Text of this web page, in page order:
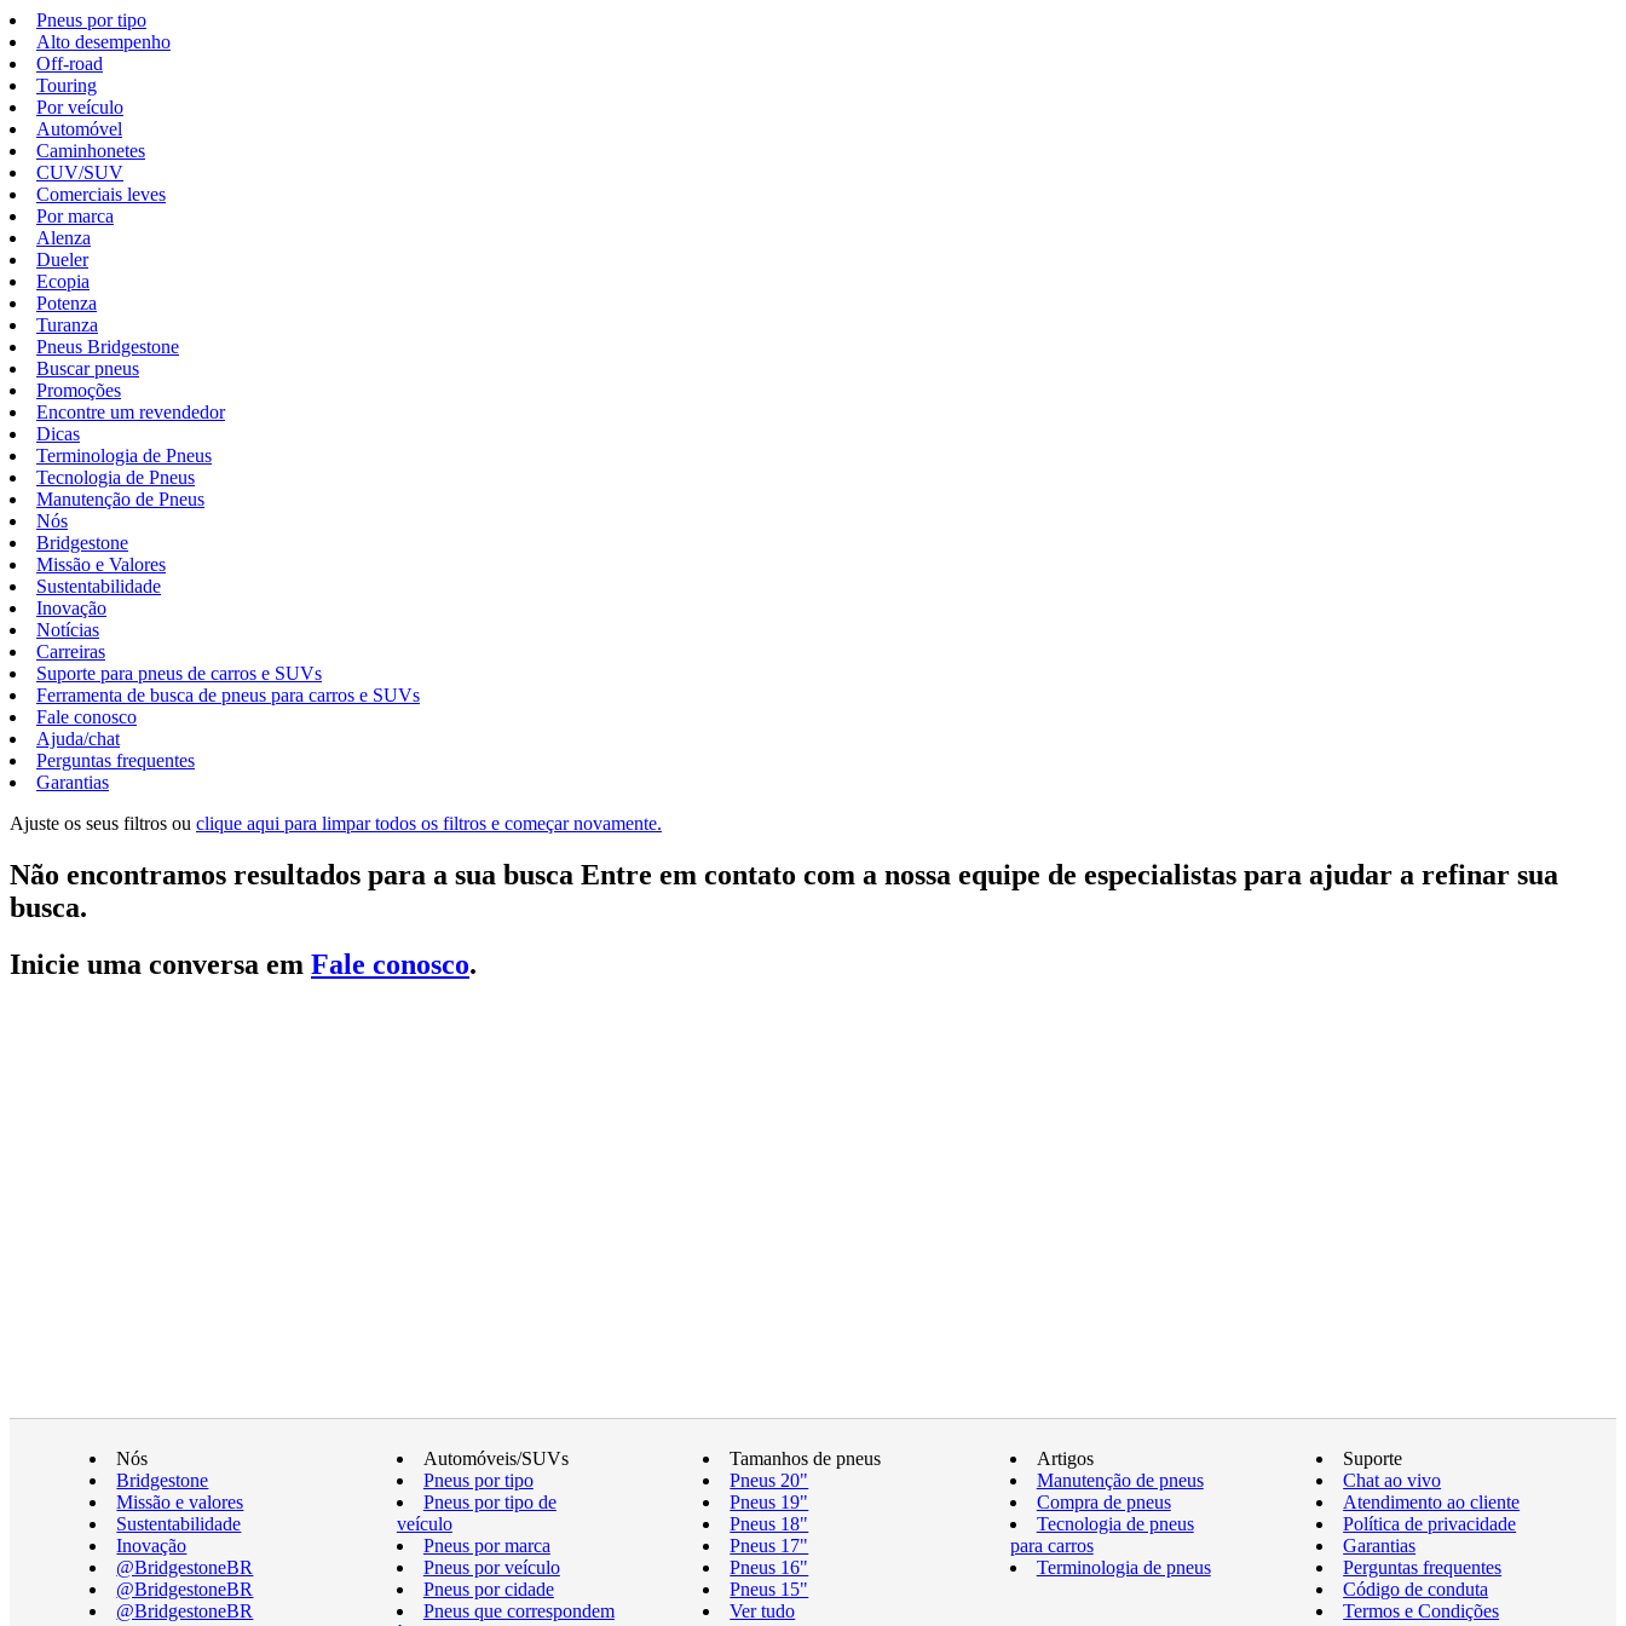
Pneus por tipo
Alto desempenho
Off-road
Touring
Por veículo
Automóvel
Caminhonetes
CUV/SUV
Comerciais leves
Por marca
Alenza
Dueler
Ecopia
Potenza
Turanza
Pneus Bridgestone
Buscar pneus
Promoções
Encontre um revendedor
Dicas
Terminologia de Pneus
Tecnologia de Pneus
Manutenção de Pneus
Nós
Bridgestone
Missão e Valores
Sustentabilidade
Inovação
Notícias
Carreiras
Suporte para pneus de carros e SUVs
Ferramenta de busca de pneus para carros e SUVs
Fale conosco
Ajuda/chat
Perguntas frequentes
Garantias
Ajuste os seus filtros ou clique aqui para limpar todos os filtros e começar novamente.
Não encontramos resultados para a sua busca Entre em contato com a nossa equipe de especialistas para ajudar a refinar sua
busca.
Inicie uma conversa em Fale conosco.
Nós
Bridgestone
Missão e valores
Sustentabilidade
Inovação
@BridgestoneBR
@BridgestoneBR
@BridgestoneBR
Automóveis/SUVs
Pneus por tipo
Pneus por tipo de
veículo
Pneus por marca
Pneus por veículo
Pneus por cidade
Pneus que correspondem
Tamanhos de pneus
Pneus 20"
Pneus 19"
Pneus 18"
Pneus 17"
Pneus 16"
Pneus 15"
Ver tudo
Artigos
Manutenção de pneus
Compra de pneus
Tecnologia de pneus
para carros
Terminologia de pneus
Suporte
Chat ao vivo
Atendimento ao cliente
Política de privacidade
Garantias
Perguntas frequentes
Código de conduta
Termos e Condições